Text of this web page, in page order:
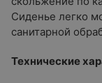
Сиденье легко
санитарной
Технические